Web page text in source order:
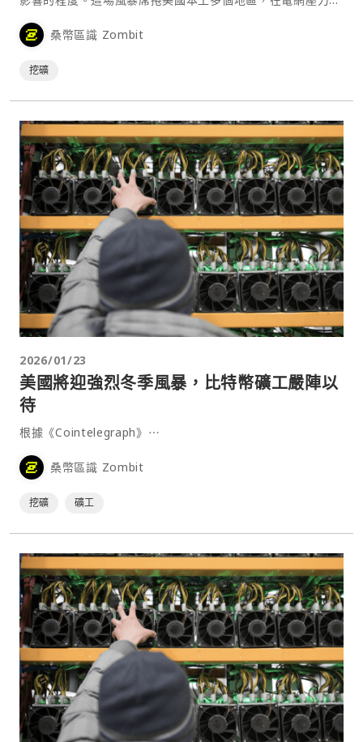
降雪、結冰與極端低溫的情況下，迫使礦工縮減營運，每日產
量明顯下滑。⋯
桑幣區識 Zombit
挖礦
2026/01/23
美國將迎強烈冬季風暴，比特幣礦工嚴陣以
待
根據《Cointelegraph》⋯
桑幣區識 Zombit
挖礦 礦工